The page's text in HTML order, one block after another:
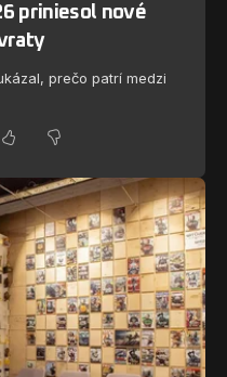
priniesol nové
prečo patrí medzi